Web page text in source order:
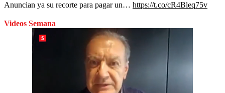
Anuncian ya su recorte para pagar un… https://t.co/cR4Bleq75v
Videos Semana